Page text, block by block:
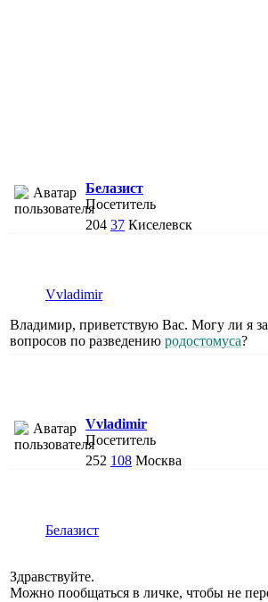
Белазист
Посетитель
204 37 Киселевск
Vvladimir
Владимир, приветствую Вас. Могу ли я
вопросов по разведению родостомуса?
Vvladimir
Посетитель
252 108 Москва
Белазист
Здравствуйте.
Можно пообщаться в личке, чтобы не